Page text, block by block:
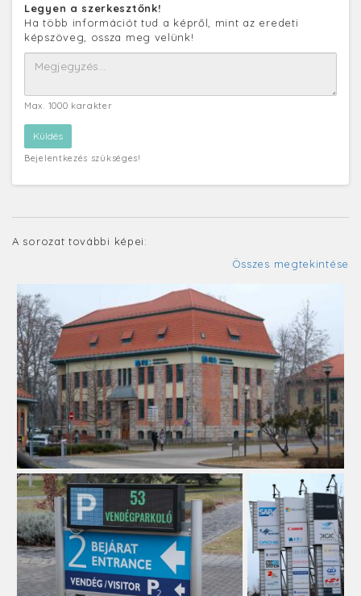
Legyen a szerkesztőnk!
Ha több információt tud a képről, mint az eredeti
képszöveg, ossza meg velünk!
Max. 1000 karakter
Bejelentkezés szükséges!
A sorozat további képei:
Összes megtekintése